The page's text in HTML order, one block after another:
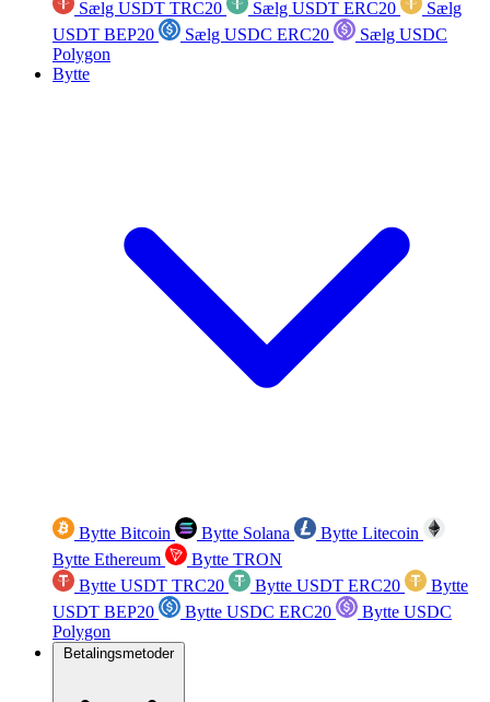
Sælg USDT TRC20
Sælg USDT ERC20
Sælg
USDT BEP20
Sælg USDC ERC20
Sælg USDC
Polygon
Bytte
Bytte Bitcoin Bytte Solana
Bytte Litecoin
Bytte Ethereum
Bytte TRON
Bytte USDT TRC20
Bytte USDT ERC20
Bytte
USDT BEP20
Bytte USDC ERC20
Bytte USDC
Polygon
Betalingsmetoder